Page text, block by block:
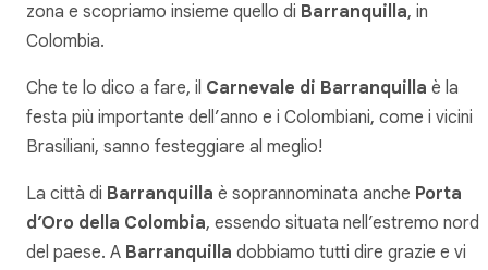
zona e scopriamo insieme quello di Barranquilla, in
Colombia.
Che te lo dico a fare, il Carnevale di Barranquilla è la
festa più importante dell’anno e i Colombiani, come i vicini
Brasiliani, sanno festeggiare al meglio!
La città di Barranquilla è soprannominata anche Porta
d’Oro della Colombia, essendo situata nell’estremo nord
del paese. A Barranquilla dobbiamo tutti dire grazie e vi